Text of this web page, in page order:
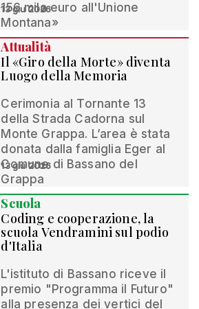
156 mila euro all'Unione
Montana»
13 giu 2026
Attualità
Il «Giro della Morte» diventa
Luogo della Memoria
Cerimonia al Tornante 13
della Strada Cadorna sul
Monte Grappa. L’area è stata
donata dalla famiglia Eger al
Comune di Bassano del
Grappa
13 giu 2026
Scuola
Coding e cooperazione, la
scuola Vendramini sul podio
d'Italia
L'istituto di Bassano riceve il
premio "Programma il Futuro"
alla presenza dei vertici del